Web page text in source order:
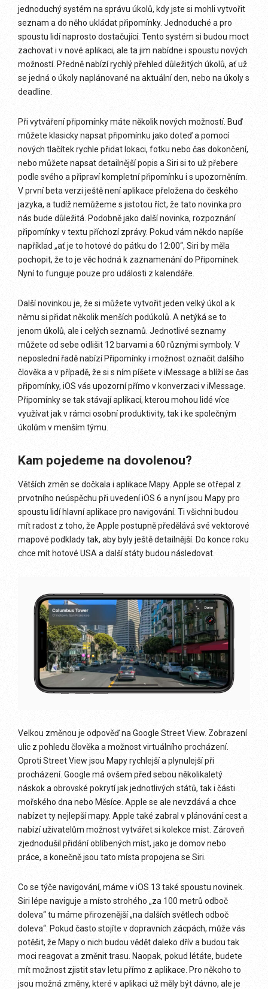
jednoduchý systém na správu úkolů, kdy jste si mohli vytvořit
seznam a do něho ukládat připomínky. Jednoduché a pro
spoustu lidí naprosto dostačující. Tento systém si budou moct
zachovat i v nové aplikaci, ale ta jim nabídne i spoustu nových
možností. Předně nabízí rychlý přehled důležitých úkolů, ať už
se jedná o úkoly naplánované na aktuální den, nebo na úkoly s
deadline.
Při vytváření připomínky máte několik nových možností. Buď
můžete klasicky napsat připomínku jako doteď a pomocí
nových tlačítek rychle přidat lokaci, fotku nebo čas dokončení,
nebo můžete napsat detailnější popis a Siri si to už přebere
podle svého a připraví kompletní připomínku i s upozorněním.
V první beta verzi ještě není aplikace přeložena do českého
jazyka, a tudíž nemůžeme s jistotou říct, že tato novinka pro
nás bude důležitá. Podobně jako další novinka, rozpoznání
připomínky v textu příchozí zprávy. Pokud vám někdo napíše
například „ať je to hotové do pátku do 12:00“, Siri by měla
pochopit, že to je věc hodná k zaznamenání do Připomínek.
Nyní to funguje pouze pro události z kalendáře.
Další novinkou je, že si můžete vytvořit jeden velký úkol a k
němu si přidat několik menších podúkolů. A netýká se to
jenom úkolů, ale i celých seznamů. Jednotlivé seznamy
můžete od sebe odlišit 12 barvami a 60 různými symboly. V
neposlední řadě nabízí Připomínky i možnost označit dalšího
člověka a v případě, že si s ním píšete v iMessage a blíží se čas
připomínky, iOS vás upozorní přímo v konverzaci v iMessage.
Připomínky se tak stávají aplikací, kterou mohou lidé více
využívat jak v rámci osobní produktivity, tak i ke společným
úkolům v menším týmu.
Kam pojedeme na dovolenou?
Větších změn se dočkala i aplikace Mapy. Apple se otřepal z
prvotního neúspěchu při uvedení iOS 6 a nyní jsou Mapy pro
spoustu lidí hlavní aplikace pro navigování. Ti všichni budou
mít radost z toho, že Apple postupně předělává své vektorové
mapové podklady tak, aby byly ještě detailnější. Do konce roku
chce mít hotové USA a další státy budou následovat.
Velkou změnou je odpověď na Google Street View. Zobrazení
ulic z pohledu člověka a možnost virtuálního procházení.
Oproti Street View jsou Mapy rychlejší a plynulejší při
procházení. Google má ovšem před sebou několikaletý
náskok a obrovské pokrytí jak jednotlivých států, tak i části
mořského dna nebo Měsíce. Apple se ale nevzdává a chce
nabízet ty nejlepší mapy. Apple také zabral v plánování cest a
nabízí uživatelům možnost vytvářet si kolekce míst. Zároveň
zjednodušil přidání oblíbených míst, jako je domov nebo
práce, a konečně jsou tato místa propojena se Siri.
Co se týče navigování, máme v iOS 13 také spoustu novinek.
Siri lépe naviguje a místo strohého „za 100 metrů odboč
doleva“ tu máme přirozenější „na dalších světlech odboč
doleva“. Pokud často stojíte v dopravních zácpách, může vás
potěšit, že Mapy o nich budou vědět daleko dřív a budou tak
moci reagovat a změnit trasu. Naopak, pokud létáte, budete
mít možnost zjistit stav letu přímo z aplikace. Pro někoho to
jsou možná změny, které v aplikaci už měly být dávno, ale je